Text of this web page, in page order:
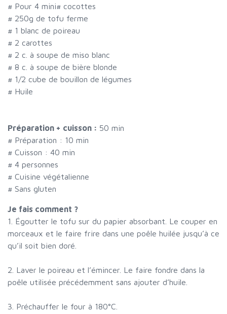
# Pour 4 mini# cocottes
# 250g de tofu ferme
# 1 blanc de poireau
# 2 carottes
# 2 c. à soupe de miso blanc
# 8 c. à soupe de bière blonde
# 1/2 cube de bouillon de légumes
# Huile
Préparation + cuisson : 50 min
# Préparation : 10 min
# Cuisson : 40 min
# 4 personnes
# Cuisine végétalienne
# Sans gluten
Je fais comment ?
1. Égoutter le tofu sur du papier absorbant. Le couper en
morceaux et le faire frire dans une poêle huilée jusqu’à ce
qu’il soit bien doré.
2. Laver le poireau et l’émincer. Le faire fondre dans la
poêle utilisée précédemment sans ajouter d’huile.
3. Préchauffer le four à 180°C.